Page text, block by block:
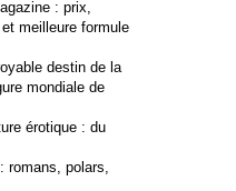
: prix,
meilleure formule
destin de la
mondiale de
érotique : du
romans, polars,